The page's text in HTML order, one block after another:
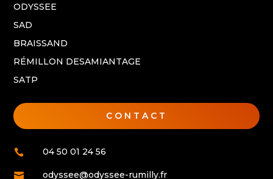
ODYSSEE
SAD
BRAISSAND
RÉMILLON DESAMIANTAGE
SATP
CONTACT
 04 50 01 24 56
 odyssee@odyssee-rumilly.fr